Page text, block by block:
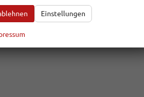
Einstellungen